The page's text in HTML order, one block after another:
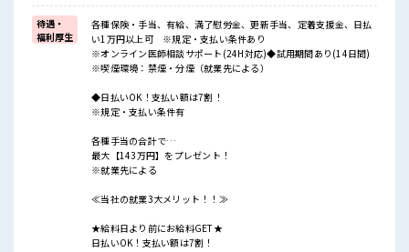
待遇・
福利厚生
各種保険・手当、有給、満了慰労金、更新手当、定着支援金、日払
い1万円以上可 ※規定・支払い条件あり
※オンライン医師相談サポート(24H対応)◆試用期間あり(14日間)
※喫煙環境：禁煙・分煙（就業先による）
◆日払いOK！支払い額は7割！
※規定・支払い条件有
各種手当の合計で…
最大【143万円】をプレゼント！
※就業先による
≪当社の就業3大メリット！！≫
★給料日より前にお給料GET★
日払いOK！支払い額は7割！